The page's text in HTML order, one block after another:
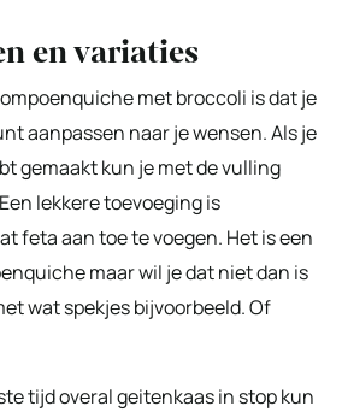
en variaties
met broccoli is dat je
aanpassen naar je wensen. Als je
gemaakt kun je met de vulling
lekkere toevoeging is
feta aan toe te voegen. Het is een
maar wil je dat niet dan is
wat spekjes bijvoorbeeld. Of
tijd overal geitenkaas in stop kun